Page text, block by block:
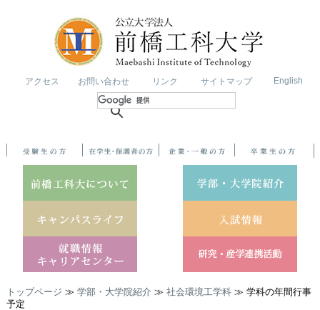
アクセス お問い合わせ リンク サイトマップ English
トップページ ≫ 学部・大学院紹介 ≫ 社会環境工学科≫ 学科の年間行事
予定